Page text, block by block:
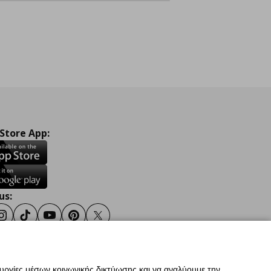
App:
Instagram
TikTokYoutubePinterestTwitter